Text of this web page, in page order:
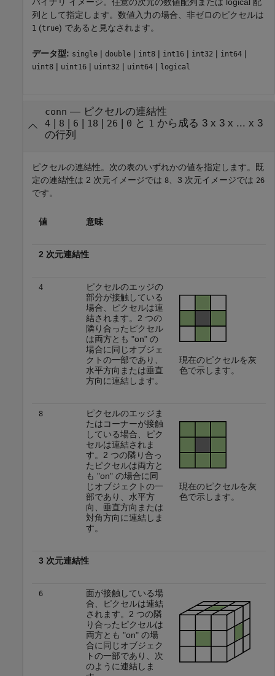
列として指定します。 数値入力の場合、非ゼロのピクセルは
1 (true) であると見なされます。
データ型: single | double | int8 | int16 | int32 | int64 |
uint8 | uint16 | uint32 | uint64 | logical
conn — ピクセルの連結性
4| 8 | 6 | 18 | 26 | 0 と 1
から成る 3 x 3 x ... x 3
の行列
ピクセルの連結性。次の表のいずれかの値を指定します。既
定の連結性は 2 次元イメージでは 8 、3 次元イメージでは 26
です。
値 意味
2 次元連結性
4
ピクセルのエッジの
部分が接触している
場合、ピクセルは連
結されます。2 つの
隣り合ったピクセル
は両方とも "on" の
場合に同じオブジェ
クトの一部であり、
水平方向または垂直
方向に連結します。
現在のピクセルを灰
色で示します。
8
ピクセルのエッジま
たはコーナーが接触
している場合、ピク
セルは連結されま
す。2 つの隣り合っ
たピクセルは両方と
も "on" の場合に同
じオブジェクトの一
部であり、水平方
向、垂直方向または
対角方向に連結しま
す。
現在のピクセルを灰
色で示します。
3 次元連結性
6
面が接触している場
合、ピクセルは連結
されます。2 つの隣
り合ったピクセルは
両方とも "on" の場
合に同じオブジェク
トの一部であり、次
のように連結しま